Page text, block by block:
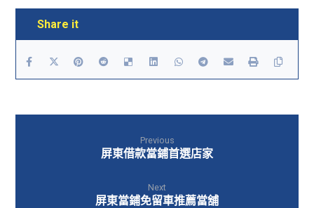
Previous
屏東借款當鋪首選店家
Next
屏東當鋪免留車推薦當舖